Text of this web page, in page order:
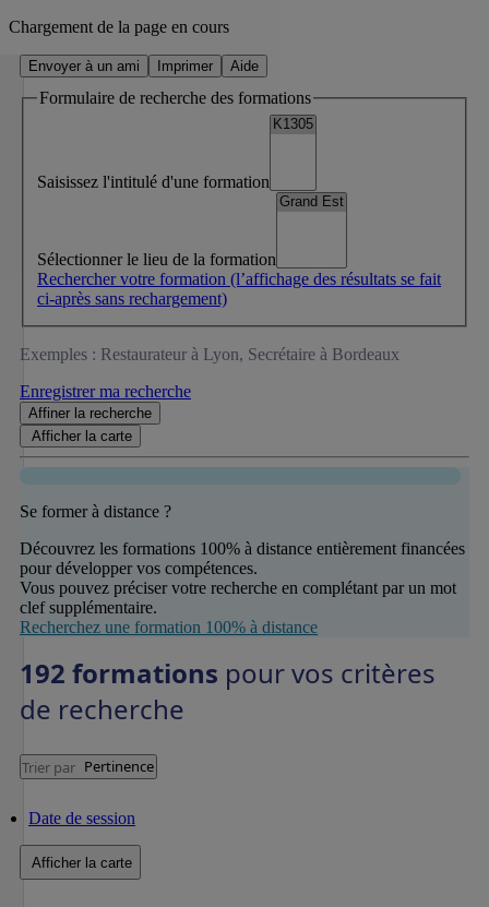
Chargement de la page en cours
Envoyer à un ami Imprimer Aide
Formulaire de recherche des formations
Saisissez l'intitulé d'une formation
Sélectionner le lieu de la formation
Rechercher votre formation (l’affichage des résultats se fait
ci-après sans rechargement)
Exemples : Restaurateur à Lyon, Secrétaire à Bordeaux
Enregistrer ma recherche
Affiner la recherche
Afficher la carte
Se former à distance ?
Découvrez les formations 100% à distance entièrement financées
pour développer vos compétences.
Vous pouvez préciser votre recherche en complétant par un mot
clef supplémentaire.
Recherchez une formation 100% à distance
192 formations pour vos critères
de recherche
Trier par Pertinence
Date de session
Afficher la carte